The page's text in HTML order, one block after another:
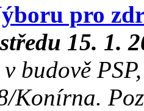
pro
středu 15. 1.
budově
Konírna.